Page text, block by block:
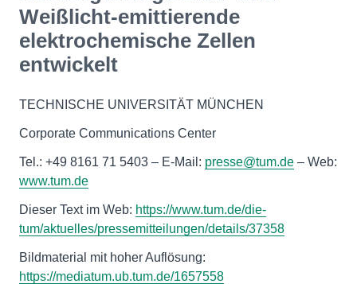
Weißlicht-emittierende
elektrochemische Zellen
entwickelt
TECHNISCHE UNIVERSITÄT MÜNCHEN
Corporate Communications Center
Tel.: +49 8161 71 5403 – E-Mail: presse@tum.de – Web:
www.tum.de
Dieser Text im Web: https://www.tum.de/die-
tum/aktuelles/pressemitteilungen/details/37358
Bildmaterial mit hoher Auflösung:
https://mediatum.ub.tum.de/1657558